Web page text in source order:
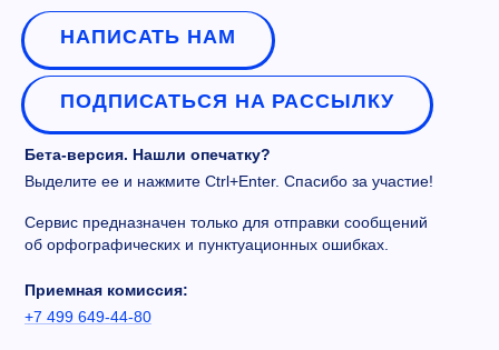
НАПИСАТЬ НАМ
ПОДПИСАТЬСЯ НА РАССЫЛКУ
Бета-версия. Нашли опечатку?
Выделите ее и нажмите Ctrl+Enter. Спасибо за участие!
Сервис предназначен только для отправки сообщений
об орфографических и пунктуационных ошибках.
Приемная комиссия:
+7 499 649-44-80